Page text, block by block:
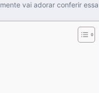
vai adorar conferir